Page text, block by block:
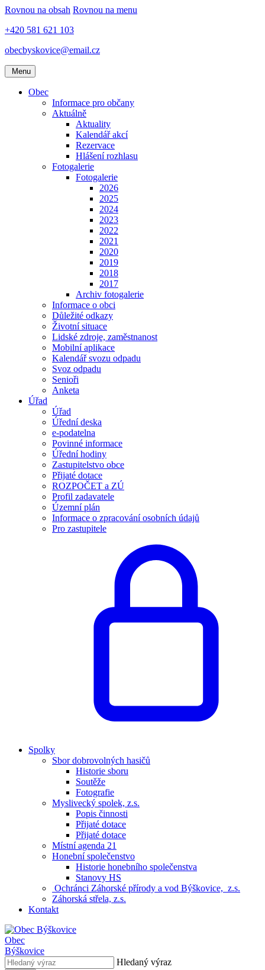
Rovnou na obsah Rovnou na menu
+420 581 621 103
obecbyskovice@email.cz
Menu
Obec
Informace pro občany
Aktuálně
Aktuality
Kalendář akcí
Rezervace
Hlášení rozhlasu
Fotogalerie
Fotogalerie
2026
2025
2024
2023
2022
2021
2020
2019
2018
2017
Archiv fotogalerie
Informace o obci
Důležité odkazy
Životní situace
Lidské zdroje, zaměstnanost
Mobilní aplikace
Kalendář svozu odpadu
Svoz odpadu
Senioři
Anketa
Úřad
Úřad
Úřední deska
e-podatelna
Povinné informace
Úřední hodiny
Zastupitelstvo obce
Přijaté dotace
ROZPOČET a ZÚ
Profil zadavatele
Územní plán
Informace o zpracování osobních údajů
Pro zastupitele
Spolky
Sbor dobrovolných hasičů
Historie sboru
Soutěže
Fotografie
Myslivecký spolek, z.s.
Popis činnosti
Přijaté dotace
Přijaté dotace
Místní agenda 21
Honební společenstvo
Historie honebního společenstva
Stanovy HS
Ochránci Záhorské přírody a vod Býškovice, z.s.
Záhorská střela, z.s.
Kontakt
Obec
Býškovice
Hledaný výraz